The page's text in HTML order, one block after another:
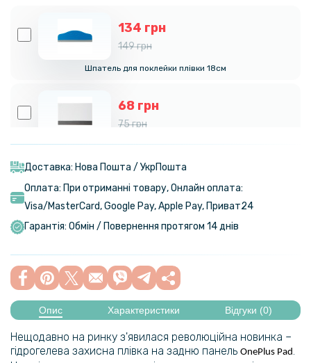
134 грн
149 грн
Шпатель для поклейки плівки 18см
68 грн
75 грн
Шпатель для поклейки гідрогелевої плівки 14cm
Доставка: Нова Пошта / УкрПошта
Оплата: При отриманні товару, Онлайн оплата:
Visa/MasterСard, Google Pay, Apple Pay, Приват24
Гарантія: Обмін / Повернення протягом 14 днів
Опис Характеристики Відгуки (0)
Нещодавно на ринку з'явилася революційна новинка –
гідрогелева захисна плівка на задню панель OnePlus Pad.